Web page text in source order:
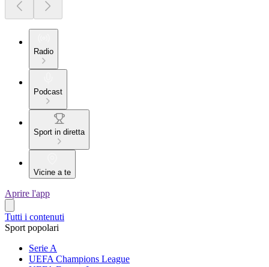
Radio
Podcast
Sport in diretta
Vicine a te
Aprire l'app
Tutti i contenuti
Sport popolari
Serie A
UEFA Champions League